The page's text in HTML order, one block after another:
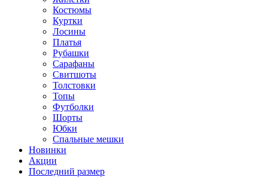
Костюмы
Куртки
Лосины
Платья
Рубашки
Сарафаны
Свитшоты
Толстовки
Топы
Футболки
Шорты
Юбки
Спальные мешки
Новинки
Акции
Последний размер